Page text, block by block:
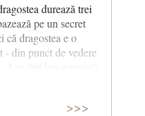
durează trei
pe un secret
că dragostea e o
- din punct de vedere
Am citit într-o revistă
emisie, de scurtă
prolactină,
>>>